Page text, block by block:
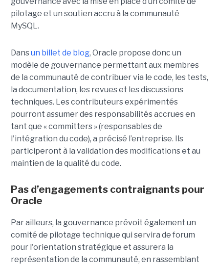
pilotage et un soutien accru à la communauté
MySQL.
Dansun billet de blog, Oracle propose donc un
modèle de gouvernance permettant aux membres
de la communauté de contribuer via le code, les tests,
la documentation, les revues et les discussions
techniques. Les contributeurs expérimentés
pourront assumer des responsabilités accrues en
tant que « committers » (responsables de
l'intégration du code), a précisé l’entreprise. Ils
participeront à la validation des modifications et au
maintien de la qualité du code.
Pas d’engagements contraignants pour
Oracle
Par ailleurs, la gouvernance prévoit également un
comité de pilotage technique qui servira de forum
pour l'orientation stratégique et assurera la
représentation de la communauté, en rassemblant